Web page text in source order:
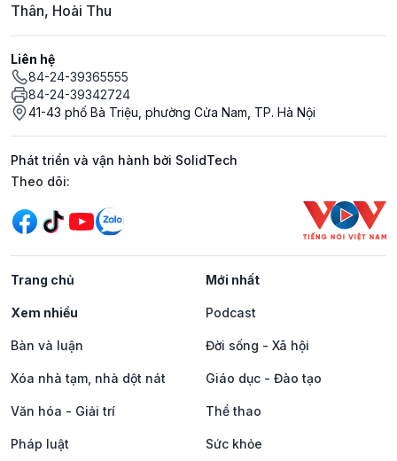
Thân, Hoài Thu
Liên hệ
84-24-39365555
84-24-39342724
41-43 phố Bà Triệu, phường Cửa Nam, TP. Hà Nội
Phát triển và vận hành bởi SolidTech
Mạng xã hội
Theo dõi:
Trang chủ Mới nhất
Xem nhiều Podcast
Bàn và luận Đời sống - Xã hội
Xóa nhà tạm, nhà dột nát Giáo dục - Đào tạo
Văn hóa - Giải trí Thể thao
Pháp luật Sức khỏe